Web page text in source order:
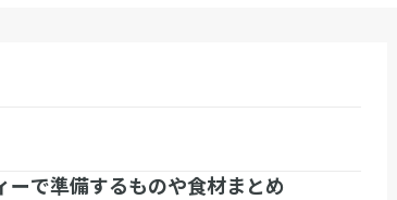
ーで準備するものや食材まとめ